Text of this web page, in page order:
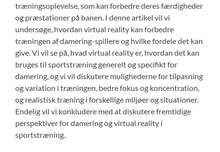
træningsoplevelse, som kan forbedre deres færdigheder
og præstationer på banen. I denne artikel vil vi
undersøge, hvordan virtual reality kan forbedre
træningen af damering-spillere og hvilke fordele det kan
give. Vi vil se på, hvad virtual reality er, hvordan det kan
bruges til sportstræning generelt og specifikt for
damering, og vi vil diskutere mulighederne for tilpasning
og variation i træningen, bedre fokus og koncentration,
og realistisk træning i forskellige miljøer og situationer.
Endelig vil vi konkludere med at diskutere fremtidige
perspektiver for damering og virtual reality i
sportstræning.